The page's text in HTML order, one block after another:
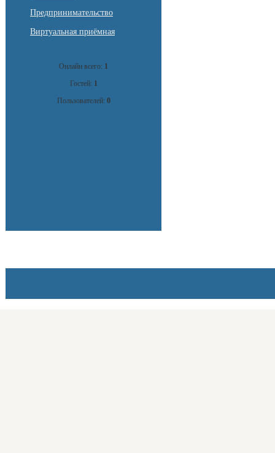
Предпринимательство
Виртуальная приёмная
Онлайн всего: 1
Гостей: 1
Пользователей: 0